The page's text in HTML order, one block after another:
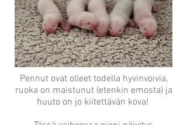
Pennut ovat olleet todella hyvinvoivia,
ruoka on maistunut (etenkin emosta) ja
huuto on jo kiitettävän kova!